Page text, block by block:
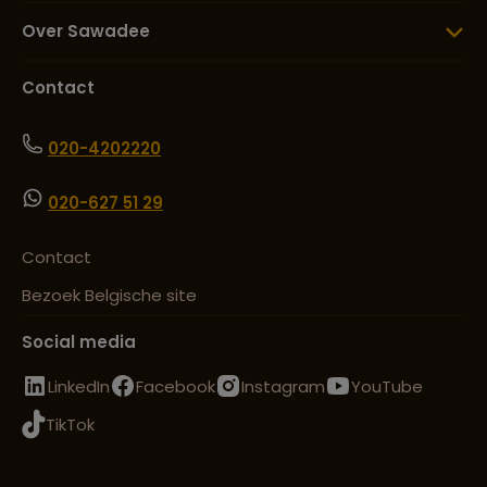
Over Sawadee
Contact
020-4202220
020-627 51 29
Contact
Bezoek Belgische site
Social media
LinkedIn
Facebook Instagram
YouTube
TikTok